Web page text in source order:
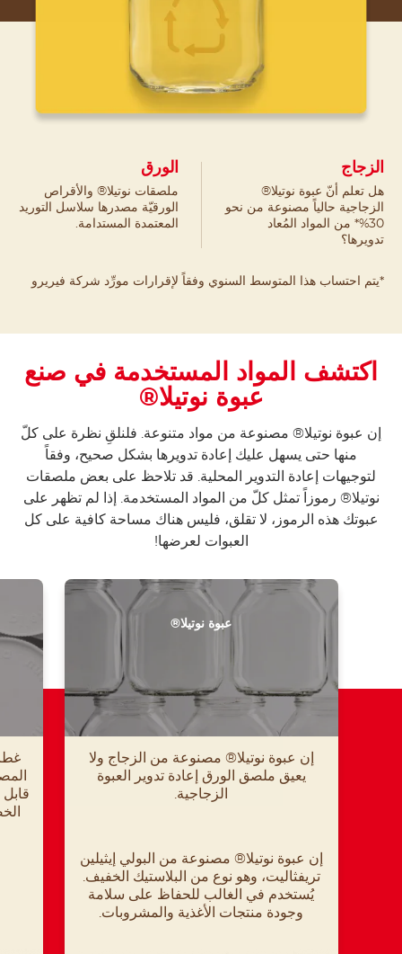
الزجاج
هل تعلم أنّ عبوة نوتيلا®
الزجاجية حالياً مصنوعة من نحو
30%* من المواد المُعاد
تدويرها؟
الورق
ملصقات نوتيلا® والأقراص
الورقيّة مصدرها سلاسل التوريد
المعتمدة المستدامة.
*يتم احتساب هذا المتوسط السنوي وفقاً لإقرارات مورِّد شركة فيريرو
اكتشف المواد المستخدمة في صنع
عبوة نوتيلا®
إن عبوة نوتيلا® مصنوعة من مواد متنوعة. فلنلقِ نظرة على كلّ
منها حتى يسهل عليك إعادة تدويرها بشكل صحيح، وفقاً
لتوجيهات إعادة التدوير المحلية. قد تلاحظ على بعض ملصقات
نوتيلا® رموزاً تمثل كلّ من المواد المستخدمة. إذا لم تظهر على
عبوتك هذه الرموز، لا تقلق، فليس هناك مساحة كافية على كل
العبوات لعرضها!
عبوة نوتيلا®
إن عبوة نوتيلا® مصنوعة من الزجاج ولا
يعيق ملصق الورق إعادة تدوير العبوة
الزجاجية.
إن عبوة نوتيلا® مصنوعة من البولي إيثيلين
تريفثاليت، وهو نوع من البلاستيك الخفيف.
يُستخدم في الغالب للحفاظ على سلامة
وجودة منتجات الأغذية والمشروبات.
قابل